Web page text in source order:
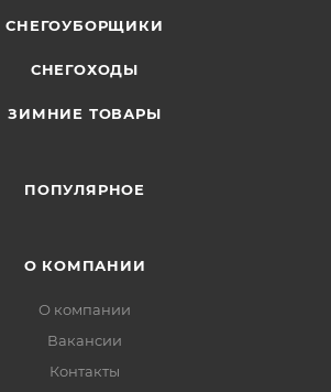
СНЕГОУБОРЩИКИ
СНЕГОХОДЫ
ЗИМНИЕ ТОВАРЫ
ПОПУЛЯРНОЕ
О КОМПАНИИ
О компании
Вакансии
Контакты